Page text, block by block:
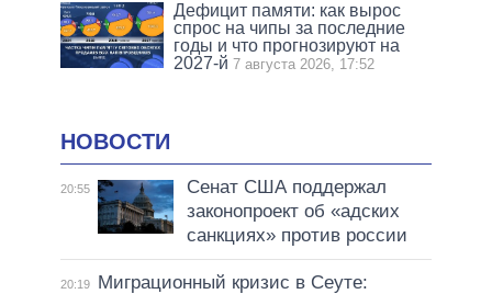
Дефицит памяти: как вырос
спрос на чипы за последние
годы и что прогнозируют на
2027-й 7 августа 2026, 17:52
НОВОСТИ
20:55
Сенат США поддержал
законопроект об «адских
санкциях» против россии
20:19
Миграционный кризис в Сеуте: